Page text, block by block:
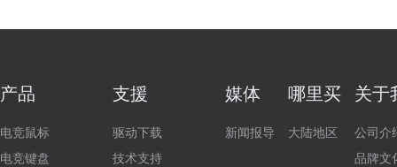
产品
电竞鼠标
电竞键盘
支援
驱动下载
技术支持
媒体
新闻报导
哪里买
大陆地区
关于
公司介
品牌文